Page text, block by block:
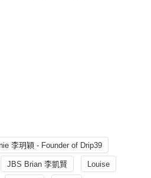
李玥穎 - Founder of Drip39
JBS Brian 李凱賢 Louise